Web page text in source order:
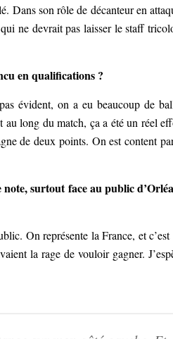
Dans son rôle de décanteur en
ne devrait pas laisser le staff
en qualifications ?
évident, on a eu beaucoup de
au long du match, ça a été un réel
de deux points. On est content
surtout face au public
On représente la France, et c’est
la rage de vouloir gagner.